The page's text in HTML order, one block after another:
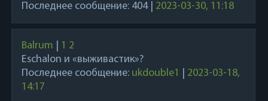
Последнее сообщение: 404| 2023-03-30, 11:18
Balrum 1 2
Eschalon и «выживастик»?
Последнее сообщение: ukdouble1
2023-03-18,
14:17